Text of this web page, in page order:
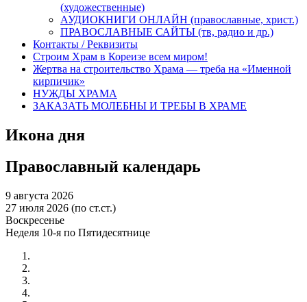
(художественные)
АУДИОКНИГИ ОНЛАЙН (православные, христ.)
ПРАВОСЛАВНЫЕ САЙТЫ (тв, радио и др.)
Контакты / Реквизиты
Строим Храм в Кореизе всем миром!
Жертва на строительство Храма — треба на «Именной
кирпичик»
НУЖДЫ ХРАМА
ЗАКАЗАТЬ МОЛЕБНЫ И ТРЕБЫ В ХРАМЕ
Икона дня
Православный календарь
9 августа 2026
27 июля 2026 (по ст.ст.)
Воскресенье
Неделя 10-я по Пятидесятнице